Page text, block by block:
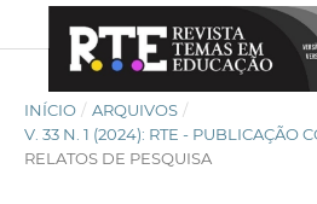
INÍCIO / ARQUIVOS /
V. 33 N. 1 (2024): RTE - PUBLICAÇÃO
RELATOS DE PESQUISA